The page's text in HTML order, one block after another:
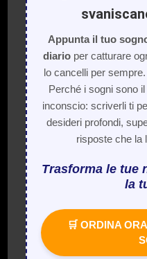
Appunta il tuo
diarioper catturare
lo cancelli per
Perché i sogni sono
inconscio: scriverli ti
desideri profondi,
risposte che la
Trasforma le tue
la
🛒 ORDINA